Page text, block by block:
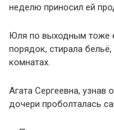
неделю приносил ей
Юля по выходным тоже
порядок, стирала
комнатах.
Агата Сергеевна, узнав
дочери проболталась